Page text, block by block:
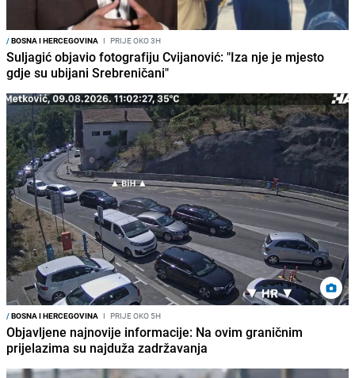
/BOSNA I HERCEGOVINA I PRIJE OKO 3H
Suljagić objavio fotografiju Cvijanović: "Iza nje je mjesto
gdje su ubijani Srebreničani"
/BOSNA I HERCEGOVINA I PRIJE OKO 5H
Objavljene najnovije informacije: Na ovim graničnim
prijelazima su najduža zadržavanja